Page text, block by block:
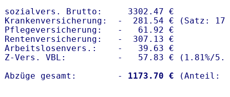
sozialvers. Brutto:     3302.47 €
Krankenversicherung:  -  281.54 € (Satz:
Pflegeversicherung:   -   61.92 €
Rentenversicherung:   -  307.13 €
Arbeitslosenvers.:    -   39.63 €
Z-Vers. VBL:          -   57.83 € ( 1.81%/
Abzüge gesamt:        -
1173.70 €